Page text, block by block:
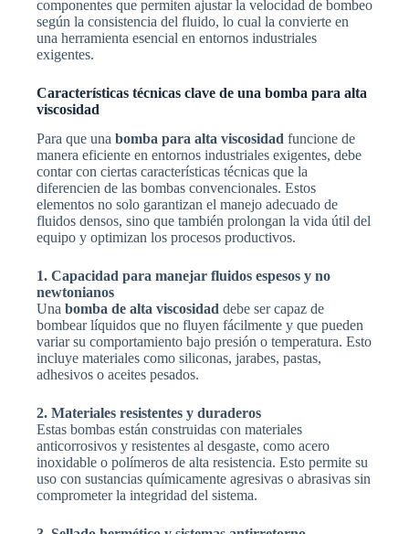
componentes que permiten ajustar la velocidad de bombeo
según la consistencia del fluido, lo cual la convierte en
una herramienta esencial en entornos industriales
exigentes.
Características técnicas clave de una bomba para alta
viscosidad
Para que una bomba para alta viscosidad funcione de
manera eficiente en entornos industriales exigentes, debe
contar con ciertas características técnicas que la
diferencien de las bombas convencionales. Estos
elementos no solo garantizan el manejo adecuado de
fluidos densos, sino que también prolongan la vida útil del
equipo y optimizan los procesos productivos.
1. Capacidad para manejar fluidos espesos y no
newtonianos
Una bomba de alta viscosidad debe ser capaz de
bombear líquidos que no fluyen fácilmente y que pueden
variar su comportamiento bajo presión o temperatura. Esto
incluye materiales como siliconas, jarabes, pastas,
adhesivos o aceites pesados.
2. Materiales resistentes y duraderos
Estas bombas están construidas con materiales
anticorrosivos y resistentes al desgaste, como acero
inoxidable o polímeros de alta resistencia. Esto permite su
uso con sustancias químicamente agresivas o abrasivas sin
comprometer la integridad del sistema.